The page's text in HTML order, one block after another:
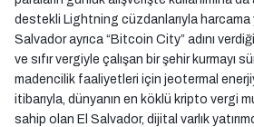
destekli Lightning cüzdanlarıyla harcama
Salvador ayrıca “Bitcoin City” adını
ve sıfır vergiyle çalışan bir şehir kurmayı
madencilik faaliyetleri için jeotermal
itibarıyla, dünyanın en köklü kripto vergi
sahip olan El Salvador, dijital varlık